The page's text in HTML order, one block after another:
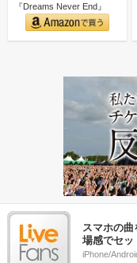
『Dreams Never End』
スマホの
場感でセッ
iPhone/